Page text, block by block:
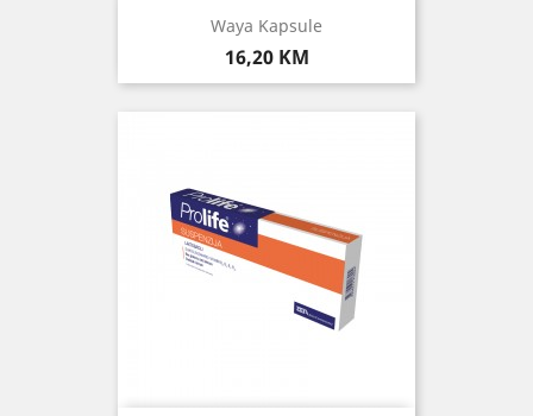
Waya Kapsule
Cijena
16,20 KM